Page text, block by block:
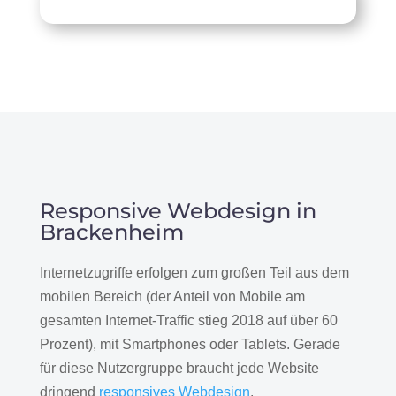
Responsive Webdesign in
Brackenheim
Internetzugriffe erfolgen zum großen Teil aus dem
mobilen Bereich (der Anteil von Mobile am
gesamten Internet-Traffic stieg 2018 auf über 60
Prozent), mit Smartphones oder Tablets. Gerade
für diese Nutzergruppe braucht jede Website
dringend responsives Webdesign.